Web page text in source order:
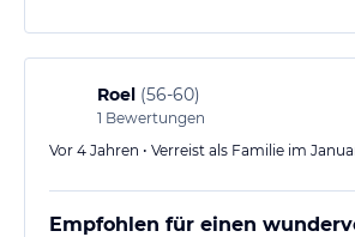
Roel (56-60)
1 Bewertungen
Vor 4 Jahren • Verreist als Familie im
Empfohlen für einen